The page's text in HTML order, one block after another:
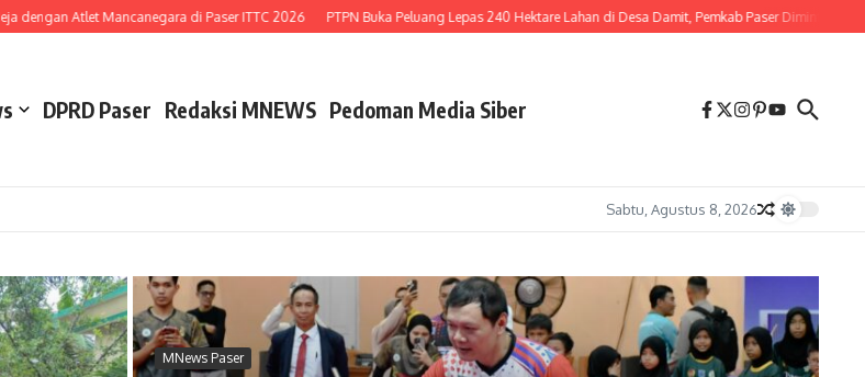
Atlet Mancanegara di Paser ITTC 2026 PTPN Buka Peluang Lepas 240 Hektare Lahan di Desa Damit, Pemkab Paser Diminta Segera Bentuk
DPRD Paser Redaksi MNEWS Pedoman Media Siber
Sabtu, Agustus 8, 2026
MNews Paser